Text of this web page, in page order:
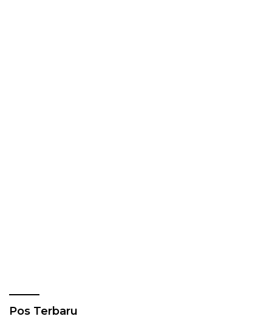
Pos Terbaru